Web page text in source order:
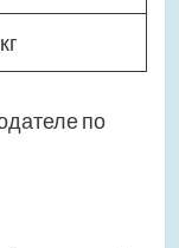
по